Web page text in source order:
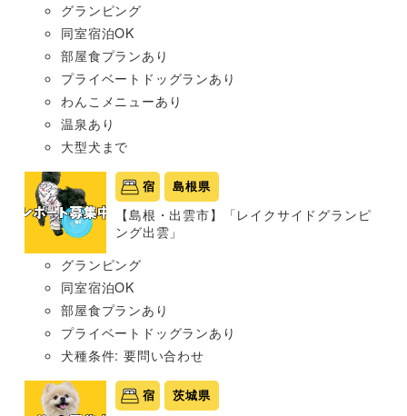
グランピング
同室宿泊OK
部屋食プランあり
プライベートドッグランあり
わんこメニューあり
温泉あり
大型犬まで
宿 島根県
【島根・出雲市】「レイクサイドグランピ
ング出雲」
グランピング
同室宿泊OK
部屋食プランあり
プライベートドッグランあり
犬種条件: 要問い合わせ
宿 茨城県